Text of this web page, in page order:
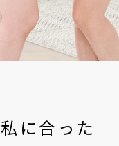
私に合った